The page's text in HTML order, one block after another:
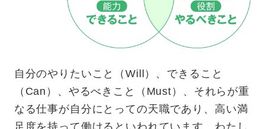
自分のやりたいこと（Will）、できること
（Can）、やるべきこと（Must）、それらが重
なる仕事が自分にとっての天職であり、高い満